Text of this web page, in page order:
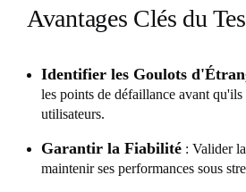
Avantages Clés du
Identifier les Goulots
les points de défaillance avant
utilisateurs.
Garantir la Fiabilité : Valider
maintenir ses performances sous